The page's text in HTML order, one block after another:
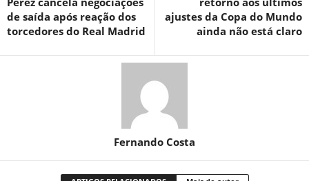
de saída após reação dos
torcedores do Real Madrid
ajustes da Copa do Mundo
ainda não está claro
Fernando Costa